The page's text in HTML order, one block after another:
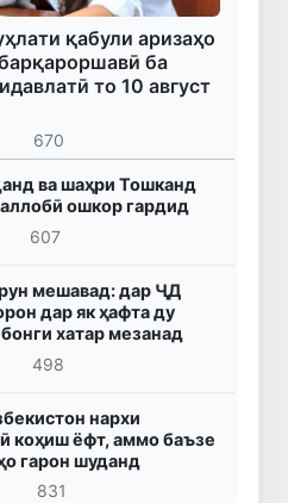
қабули аризаҳо
ба
то 10 август
670
ва шаҳри Тошканд
ошкор гардид
607
мешавад: дар ҶД
дар як ҳафта ду
хатар мезанад
498
нархи
коҳиш ёфт, аммо баъзе
гарон шуданд
831